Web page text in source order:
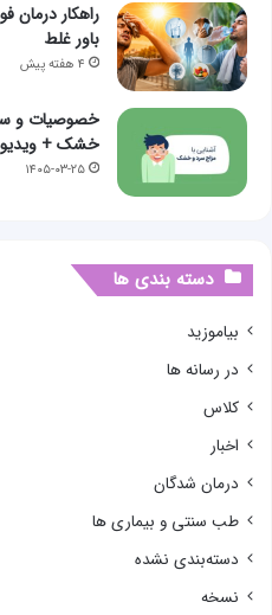
راهکار
باور غلط
۴ هفته پیش
خصوصیات و
خشک + ویدیو
۱۴۰۵-۰۳-۲۵
دسته بندی ها
بیاموزید
در رسانه ها
کلاس
اخبار
درمان شدگان
طب سنتی و بیماری ها
دسته‌بندی نشده
نسخه